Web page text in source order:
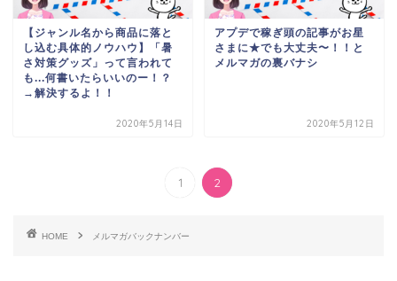
【ジャンル名から商品に落と
し込む具体的ノウハウ】「暑
さ対策グッズ」って言われて
も...何書いたらいいのー！？
→解決するよ！！
2020年5月14日
アプデで稼ぎ頭の記事がお星
さまに★でも大丈夫〜！！と
メルマガの裏バナシ
2020年5月12日
1 2
HOME メルマガバックナンバー